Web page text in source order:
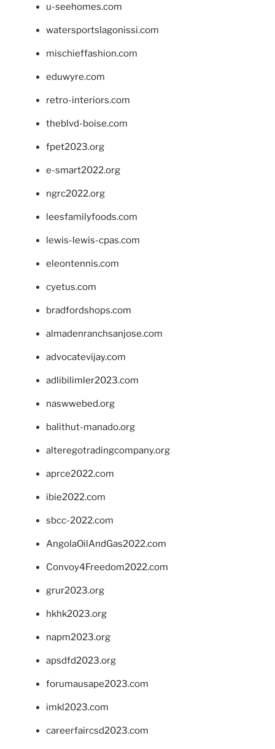
u-seehomes.com
watersportslagonissi.com
mischieffashion.com
eduwyre.com
retro-interiors.com
theblvd-boise.com
fpet2023.org
e-smart2022.org
ngrc2022.org
leesfamilyfoods.com
lewis-lewis-cpas.com
eleontennis.com
cyetus.com
bradfordshops.com
almadenranchsanjose.com
advocatevijay.com
adlibilimler2023.com
naswwebed.org
balithut-manado.org
alteregotradingcompany.org
aprce2022.com
ibie2022.com
sbcc-2022.com
AngolaOilAndGas2022.com
Convoy4Freedom2022.com
grur2023.org
hkhk2023.org
napm2023.org
apsdfd2023.org
forumausape2023.com
imkl2023.com
careerfaircsd2023.com